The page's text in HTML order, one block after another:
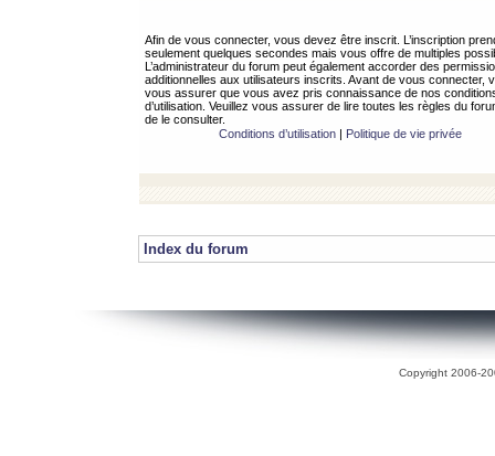
Afin de vous connecter, vous devez être inscrit. L’inscription
seulement quelques secondes mais vous offre de multiples
L’administrateur du forum peut également accorder des
additionnelles aux utilisateurs inscrits. Avant de vous connecter,
vous assurer que vous avez pris connaissance de nos
d’utilisation. Veuillez vous assurer de lire toutes les règles du
de le consulter.
Conditions d’utilisation| Politique de vie privée
Index du forum
Copyright 2006-